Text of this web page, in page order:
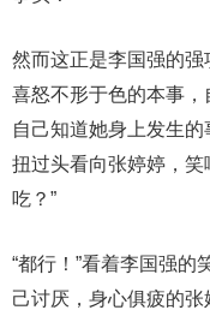
然而这正是李国强的
喜怒不形于色的本事
自己知道她身上发生
扭过头看向张婷婷，笑
吃？”
“都行！”看着李国强的
己讨厌，身心俱疲的